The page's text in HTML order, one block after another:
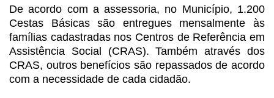
De acordo com a assessoria, no Município, 1.200
Cestas Básicas são entregues mensalmente às
famílias cadastradas nos Centros deReferência em
Assistência Social (CRAS). Também através dos
CRAS, outros benefícios são repassados de acordo
com a necessidade de cada cidadão.